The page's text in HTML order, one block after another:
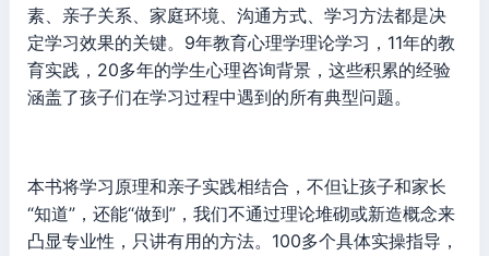
素、亲子关系、家庭环境、沟通方式、学习方法都是决
定学习效果的关键。9年教育心理学理论学习，11年的教
育实践，20多年的学生心理咨询背景，这些积累的经验
涵盖了孩子们在学习过程中遇到的所有典型问题。
本书将学习原理和亲子实践相结合，不但让孩子和家长
“知道”，还能“做到”，我们不通过理论堆砌或新造概念来
凸显专业性，只讲有用的方法。100多个具体实操指导，